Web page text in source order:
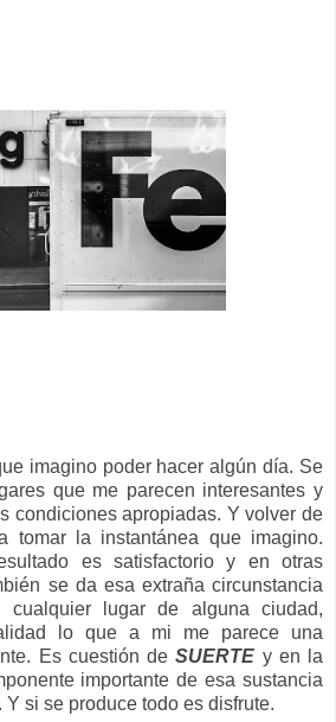
imagino poder hacer algún día. Se
que me parecen interesantes y
condiciones apropiadas. Y volver de
tomar la instantánea que imagino.
es satisfactorio y en otras
se da esa extraña circunstancia
lugar de alguna ciudad,
lo que a mi me parece una
Es cuestión deSUERTE y en la
importante de esa sustancia
si se produce todo es disfrute.